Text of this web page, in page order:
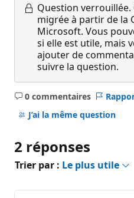
Question verrouillée.
migrée à partir de la
Microsoft. Vous
si elle est utile, mais
ajouter de
suivre la question.
0 commentaires
Aucun
commentaire
J’ai la même question
2 réponses
Trier par : Le plus utile